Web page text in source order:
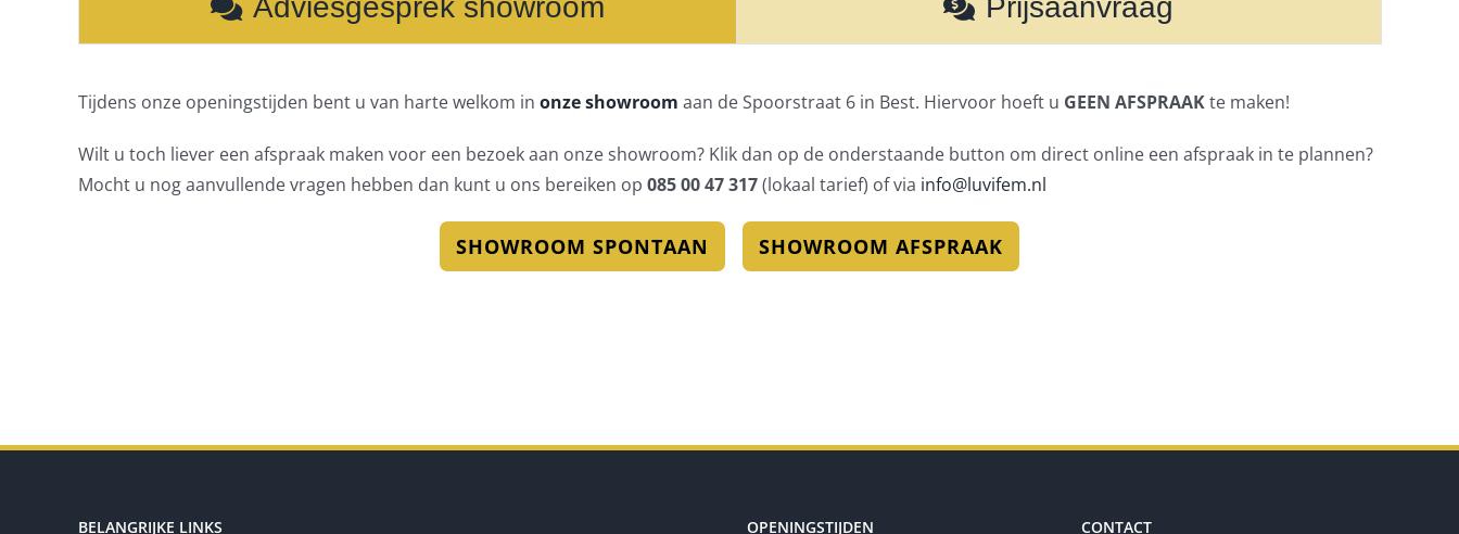
Adviesgesprek showroom Prijsaanvraag
Tijdens onze openingstijden bent u van harte welkom in onze showroom aan de Spoorstraat 6 in Best. Hiervoor hoeft u GEEN AFSPRAAKte maken!
Wilt u toch liever een afspraak maken voor een bezoek aan onze showroom? Klik dan op de onderstaande button om direct online een afspraak in te plannen?
Mocht u nog aanvullende vragen hebben dan kunt u ons bereiken op 085 00 47 317(lokaal tarief) of via info@luvifem.nl
SHOWROOM SPONTAAN SHOWROOM AFSPRAAK
BELANGRIJKE LINKS OPENINGSTIJDEN CONTACT